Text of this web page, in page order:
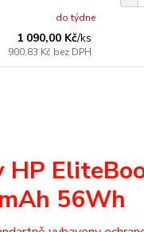
1 090,00 Kč/ks
900,83 Kč bez DPH
do týdne
56Wh